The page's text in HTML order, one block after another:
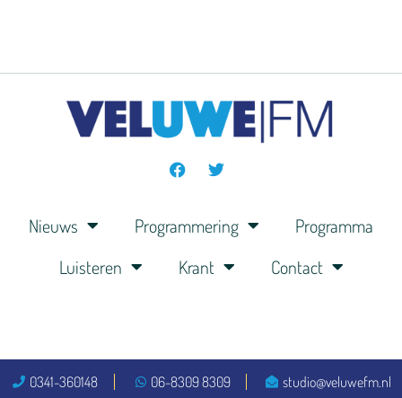
Nieuws Programmering
Programma
Luisteren
Krant Contact
0341-360148 06-8309 8309 studio@veluwefm.nl